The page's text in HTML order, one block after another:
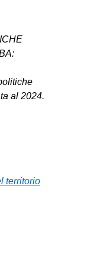
al 2024.
territorio